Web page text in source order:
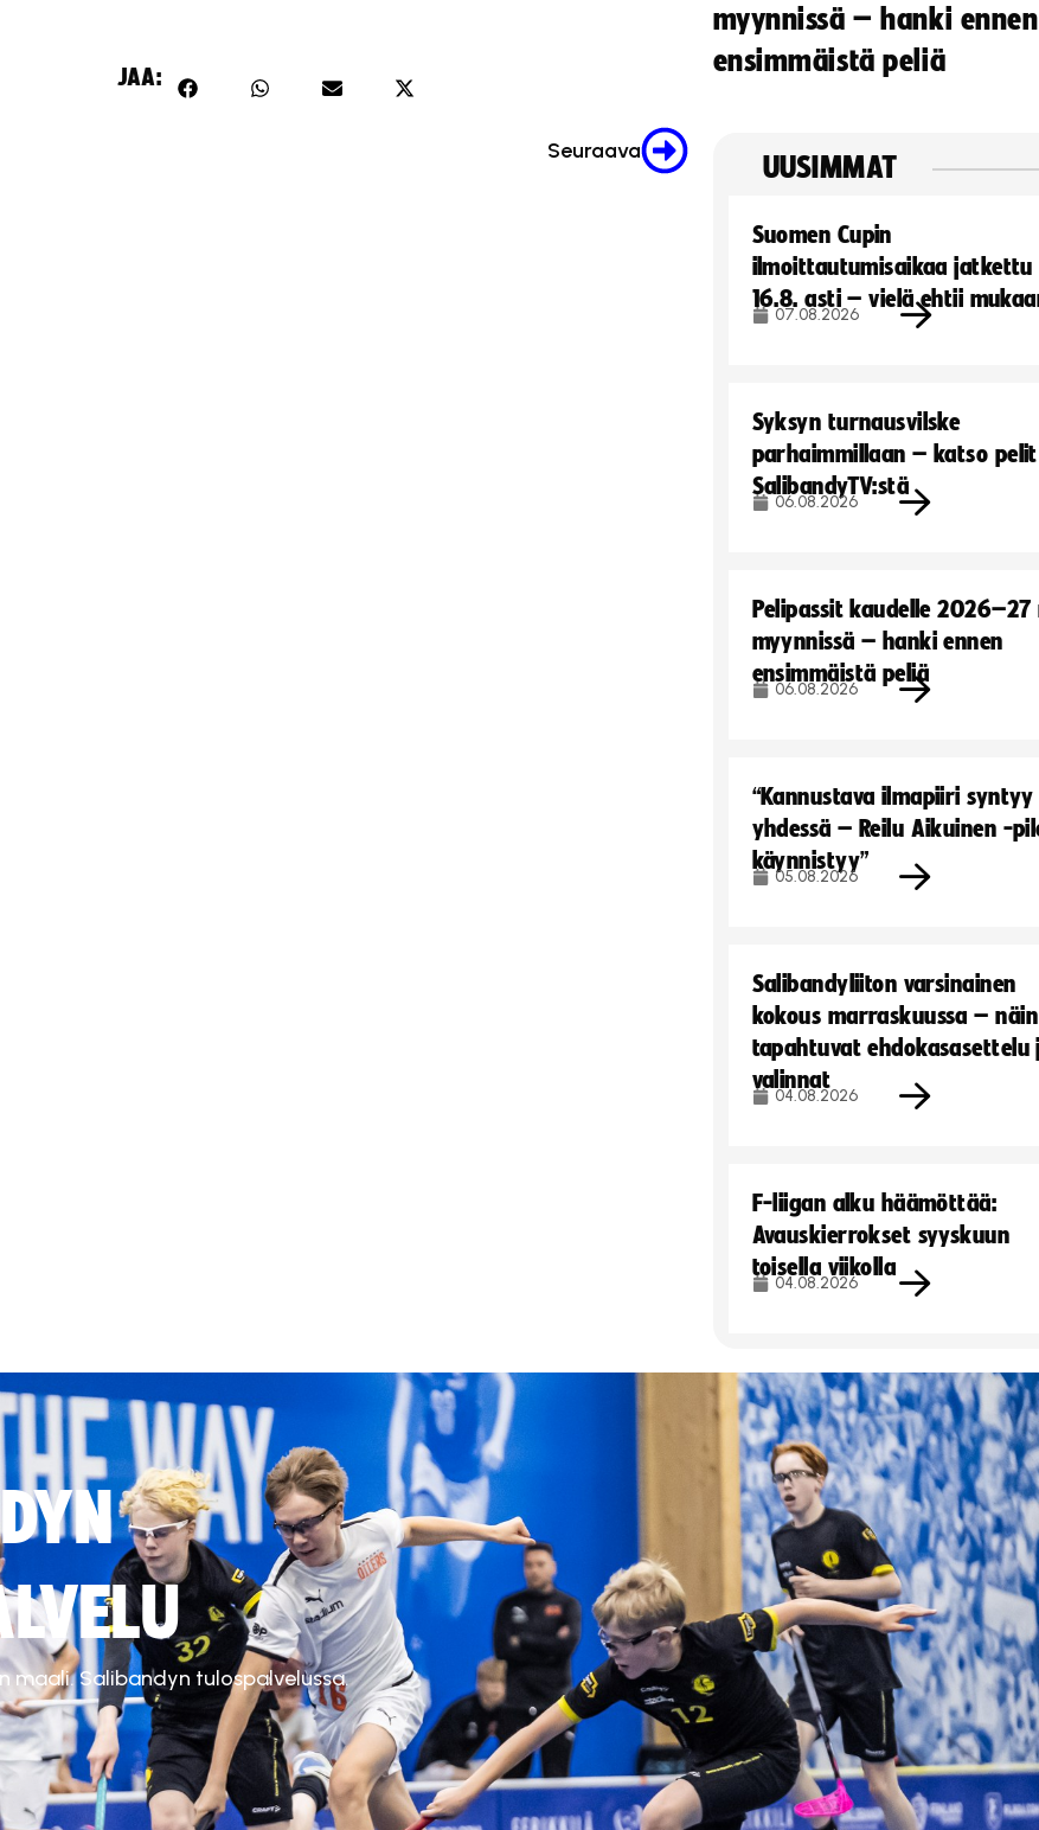
Hyväksy markkinointievästeet
JAA:
Seuraava
myynnissä – hanki ennen
ensimmäistä peliä
UUSIMMAT
Suomen Cupin
ilmoittautumisaikaa jatkettu
16.8. asti – vielä ehtii
07.08.2026
Syksyn turnausvilske
parhaimmillaan – katso pelit
SalibandyTV:stä
06.08.2026
Pelipassit kaudelle
myynnissä – hanki ennen
ensimmäistä peliä
06.08.2026
“Kannustava ilmapiiri syntyy
yhdessä – Reilu Aikuinen -
käynnistyy”
05.08.2026
Salibandyliiton varsinainen
kokous marraskuussa – näin
tapahtuvat ehdokasasettelu
valinnat
04.08.2026
F-liigan alku häämöttää:
Avauskierrokset syyskuun
toisella viikolla
04.08.2026
maali. Salibandyn tulospalvelussa.